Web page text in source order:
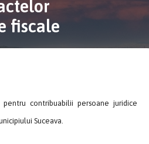
fiscale
pentru contribuabilii persoane juridice
Suceava.